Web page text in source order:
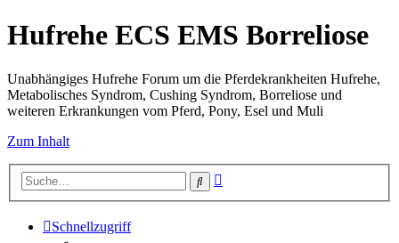
Hufrehe ECS EMS Borreliose
Unabhängiges Hufrehe Forum um die Pferdekrankheiten Hufrehe,
Metabolisches Syndrom, Cushing Syndrom, Borreliose und
weiteren Erkrankungen vom Pferd, Pony, Esel und Muli
Zum Inhalt
Suche
Schnellzugriff